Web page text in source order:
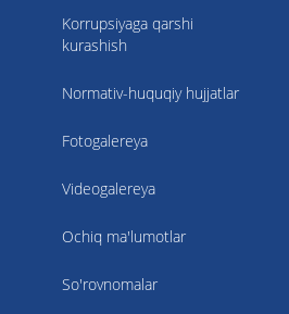
Korrupsiyaga qarshi
kurashish
Normativ-huquqiy hujjatlar
Fotogalereya
Videogalereya
Ochiq ma'lumotlar
So'rovnomalar